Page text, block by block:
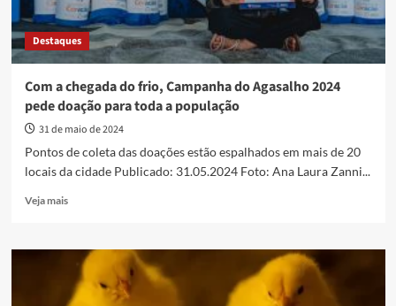
Destaques
Com a chegada do frio, Campanha do Agasalho 2024
pede doação para toda a população
31 de maio de 2024
Pontos de coleta das doações estão espalhados em mais de 20
locais da cidade Publicado: 31.05.2024 Foto: Ana Laura Zanni...
Veja maisRead
Com
chegada
do